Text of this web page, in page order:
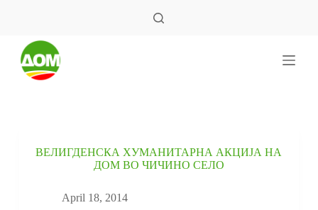
ВЕЛИГДЕНСКА ХУМАНИТАРНА АКЦИЈА НА
ДОМ ВО ЧИЧИНО СЕЛО
April 18, 2014